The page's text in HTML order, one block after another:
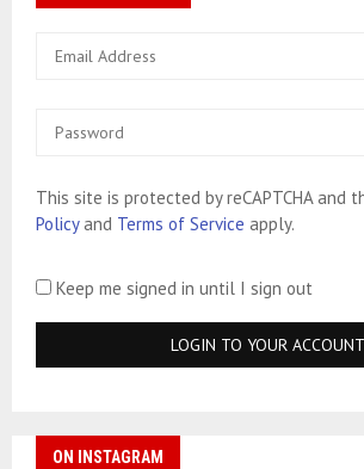
This site is protected by reCAPTCHA and
Policyand Terms of Service apply.
Keep me signed in until I sign out
ON INSTAGRAM